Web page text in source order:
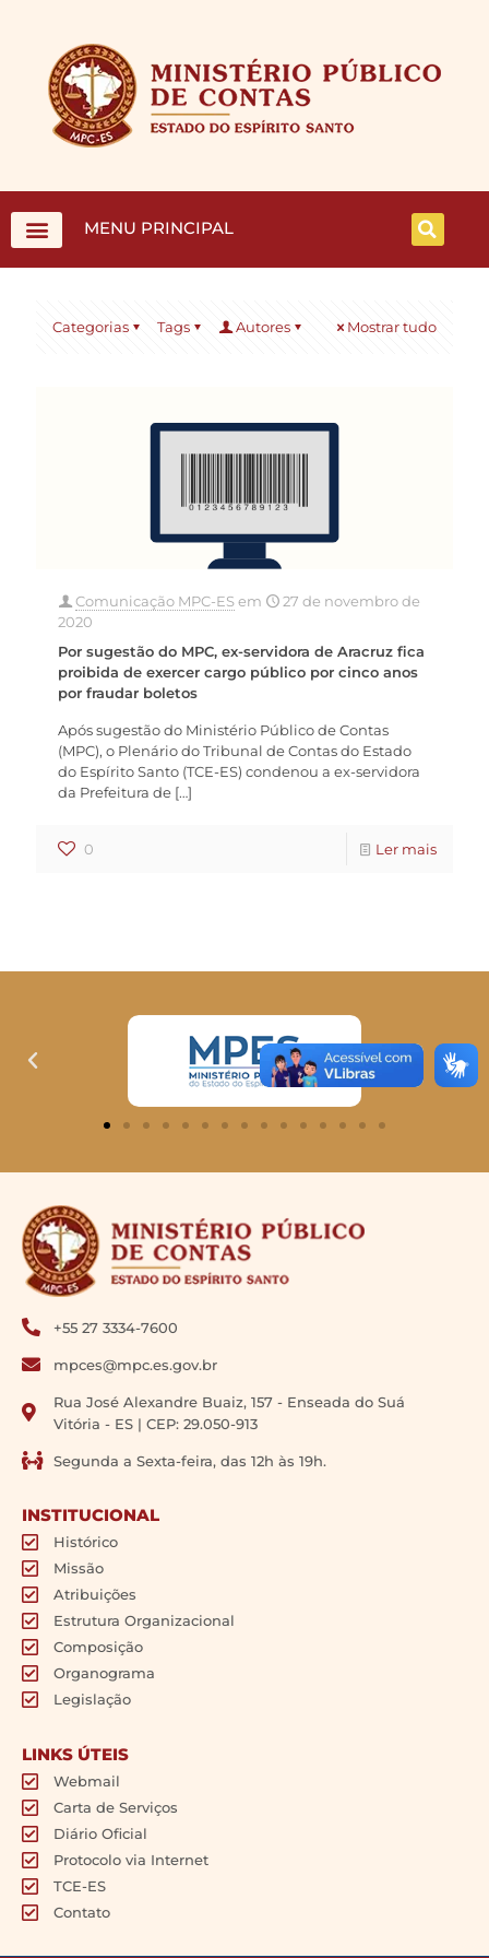
MENU PRINCIPAL
Categorias Tags Autores Mostrar tudo
Comunicação MPC-ESem
27 de novembro de
2020
Por sugestão do MPC, ex-servidora de Aracruz fica
proibida de exercer cargo público por cinco anos
por fraudar boletos
Após sugestão do Ministério Público de Contas
(MPC), o Plenário do Tribunal de Contas do Estado
do Espírito Santo (TCE-ES) condenou a ex-servidora
da Prefeitura de […]
0 Ler mais
+55 27 3334-7600
mpces@mpc.es.gov.br
Rua José Alexandre Buaiz, 157 - Enseada do Suá
Vitória - ES | CEP: 29.050-913
Segunda a Sexta-feira, das 12h às 19h.
INSTITUCIONAL
Histórico
Missão
Atribuições
Estrutura Organizacional
Composição
Organograma
Legislação
LINKS ÚTEIS
Webmail
Carta de Serviços
Diário Oficial
Protocolo via Internet
TCE-ES
Contato